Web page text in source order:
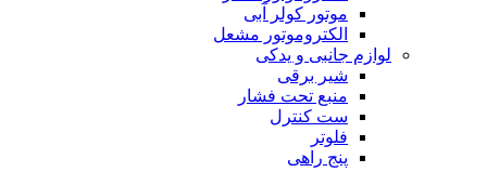
موتور کولر آبی
الکتروموتور مشعل
لوازم جانبی و یدکی
شیر برقی
منبع تحت فشار
ست کنترل
فلوتر
پنج راهی